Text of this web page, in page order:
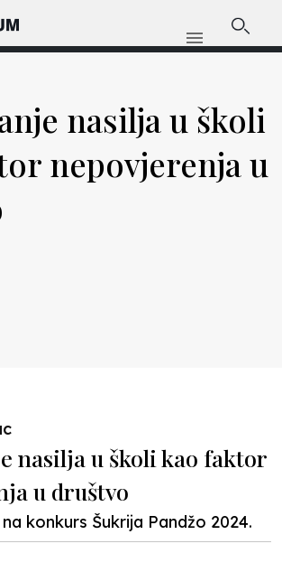
nasilja u školi
nepovjerenja u
nasilja u školi kao faktor
u društvo
konkurs Šukrija Pandžo 2024.